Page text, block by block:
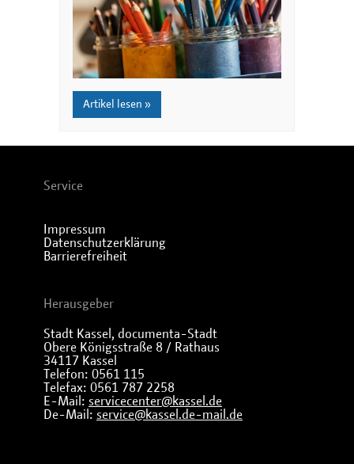
Artikel lesen »
Service
Impressum
Datenschutzerklärung
Barrierefreiheit
Herausgeber
Stadt Kassel, documenta-Stadt
Obere Königsstraße 8 / Rathaus
34117 Kassel
Telefon: 0561 115
Telefax: 0561 787 2258
E-Mail: servicecenter@kassel.de
De-Mail: service@kassel.de-mail.de